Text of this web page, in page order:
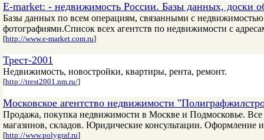
E-market: - недвижимость России. Базы данных, доски
Базы данных по всем операциям, связанными с
фотографиями.Список всех агентств по недвижимости с
[http://www.e-market.com.ru]
Трест-2001
Недвижимость, новостройки, квартиры, рента, ремонт.
[http://trest2001.nm.ru/]
Московское агентство недвижимости
Продажа, покупка недвижимости в Москве и Подмосковье.
магазинов, складов. Юридические консультации. Оформление и
[http://www.polygraf.ru]